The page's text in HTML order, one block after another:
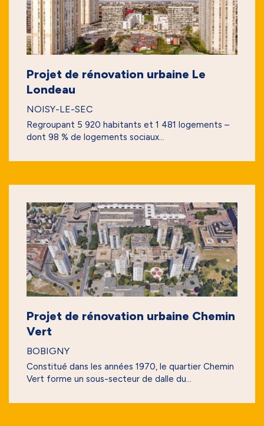
Projet de rénovation urbaine Le
Londeau
NOISY-LE-SEC
Regroupant 5 920 habitants et 1 481 logements –
dont 98 % de logements sociaux...
Projet de rénovation urbaine Chemin
Vert
BOBIGNY
Constitué dans les années 1970, le quartier Chemin
Vert forme un sous-secteur de dalle du...